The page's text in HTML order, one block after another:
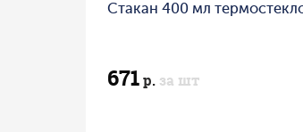
Стакан 400 мл
671р. за шт